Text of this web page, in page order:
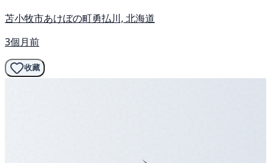
苫小牧市あけぼの町勇払川, 北海道
3個月前
收藏